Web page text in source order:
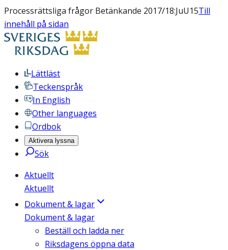
Processrättsliga frågor Betänkande 2017/18:JuU15Till
innehåll på sidan
Lättläst
Teckenspråk
In English
Other languages
Ordbok
Aktivera lyssna
Sök
Aktuellt
Aktuellt
Dokument & lagar
Dokument & lagar
Beställ och ladda ner
Riksdagens öppna data